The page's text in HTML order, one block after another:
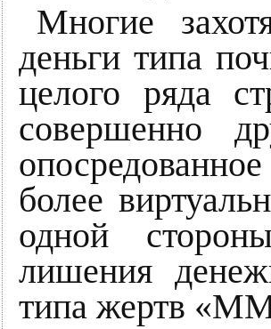
Многие
деньги типа
целого ряда
совершенно
более
одной
лишения
типа жертв